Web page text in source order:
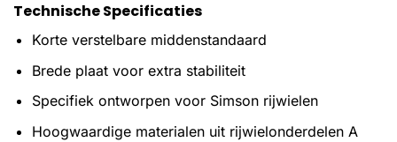
Technische Specificaties
Korte verstelbare middenstandaard
Brede plaat voor extra stabiliteit
Specifiek ontworpen voor Simson rijwielen
Hoogwaardige materialen uit rijwielonderdelen A